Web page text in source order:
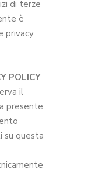
di terze
è
privacy
POLICY
il
presente
su questa